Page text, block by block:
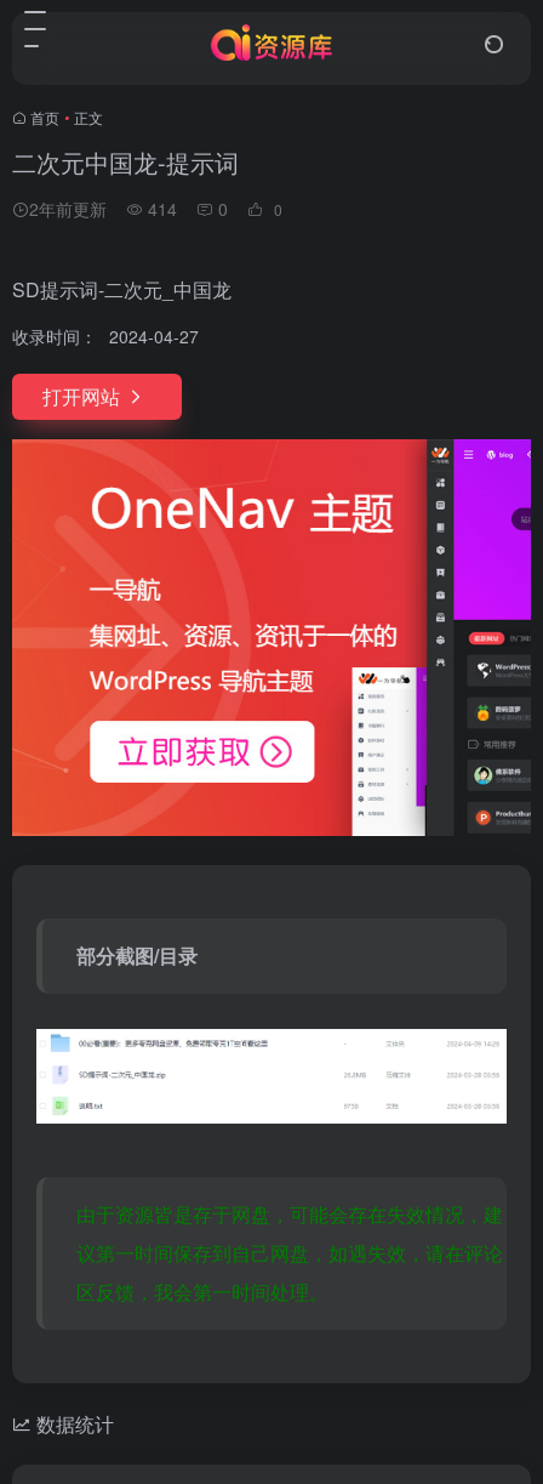
首页 • 正文
二次元中国龙-提示词
2年前更新 414 0 0
SD提示词-二次元_中国龙
收录时间： 2024-04-27
打开网站
部分截图/目录
由于资源皆是存于网盘，可能会存在失效情况，建
议第一时间保存到自己网盘，如遇失效，请在评论
区反馈，我会第一时间处理。
数据统计